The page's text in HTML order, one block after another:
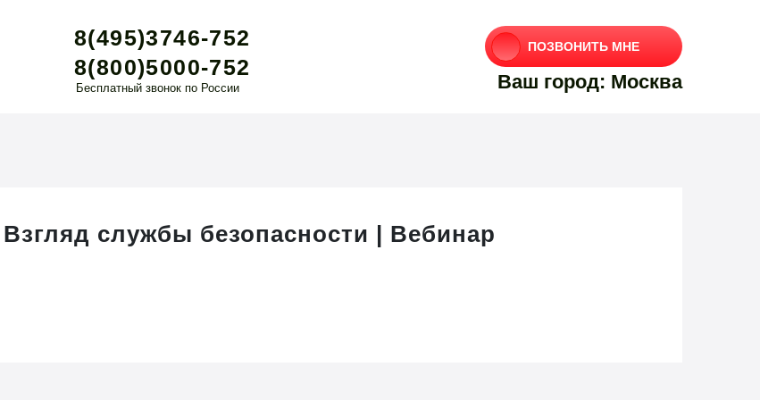
8(495)3746-752
8(800)5000-752
Бесплатный звонок по России
ПОЗВОНИТЬ МНЕ
Ваш город: Москва
службы безопасности | Вебинар